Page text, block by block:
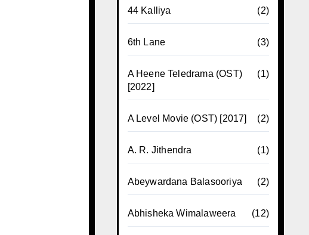
44 Kalliya (2)
6th Lane (3)
A Heene Teledrama (OST)
[2022]
(1)
A Level Movie (OST) [2017] (2)
A. R. Jithendra (1)
Abeywardana Balasooriya (2)
Abhisheka Wimalaweera (12)